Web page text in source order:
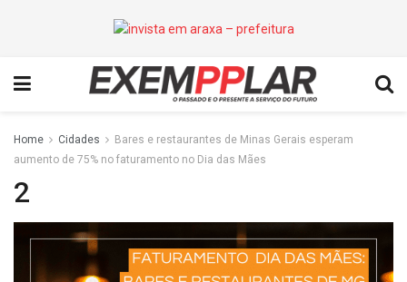
Home Cidades
Bares e restaurantes de Minas Gerais esperam
aumento de 75% no faturamento no Dia das Mães
2